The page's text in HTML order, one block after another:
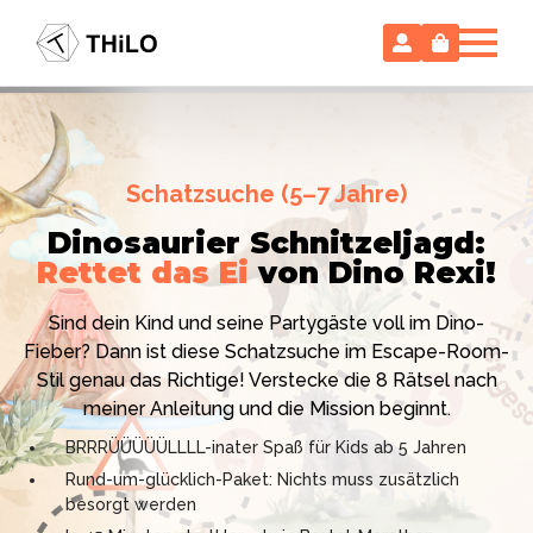
Hollywood-Action im
Kinderzimmer – ohne
Vorbereitungsstress!
Ich bin THiLO, "Dein SPIEGEL"-Bestseller-Autor und
TV-Profi (ZDF "1, 2 oder 3"). Entdecke jetzt meine
Schatzsuchen und Escape Rooms zum Sofort-
Download. Und natürlich meine Ebooks.
Schatzsuche (5–7 Jahre)
Dinosaurier Schnitzeljagd:
Rettet das Ei von Dino Rexi!
Sind dein Kind und seine Partygäste voll im Dino-
Fieber? Dann ist diese Schatzsuche im Escape-Room-
Stil genau das Richtige! Verstecke die 8 Rätsel nach
meiner Anleitung und die Mission beginnt.
BRRRÜÜÜÜÜLLLL-inater Spaß für Kids ab 5 Jahren
Rund-um-glücklich-Paket: Nichts muss zusätzlich
besorgt werden
Escape Room (ab 8 oder 12 Jahre)
Locked-up Agents: Im Labor
des Virologen
Das gab es noch nie: Verwandele dein Zuhause in ein
High-Tech Labor! Unser 24-seitiges PDF enthält alles:
Mission, Agentenausweise, Rätsel und Requisiten.
Knackt den Fall in 90 Minuten!
Kniffliger Rätselspaß für 2 bis 6 Spieler (8 - 11 oder 12–
99 Jahre)
Professionelles PDF: Agentenausweise & Schilder
inklusive